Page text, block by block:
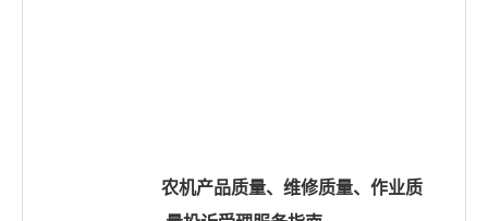
农机产品质量、维修质量、作业质